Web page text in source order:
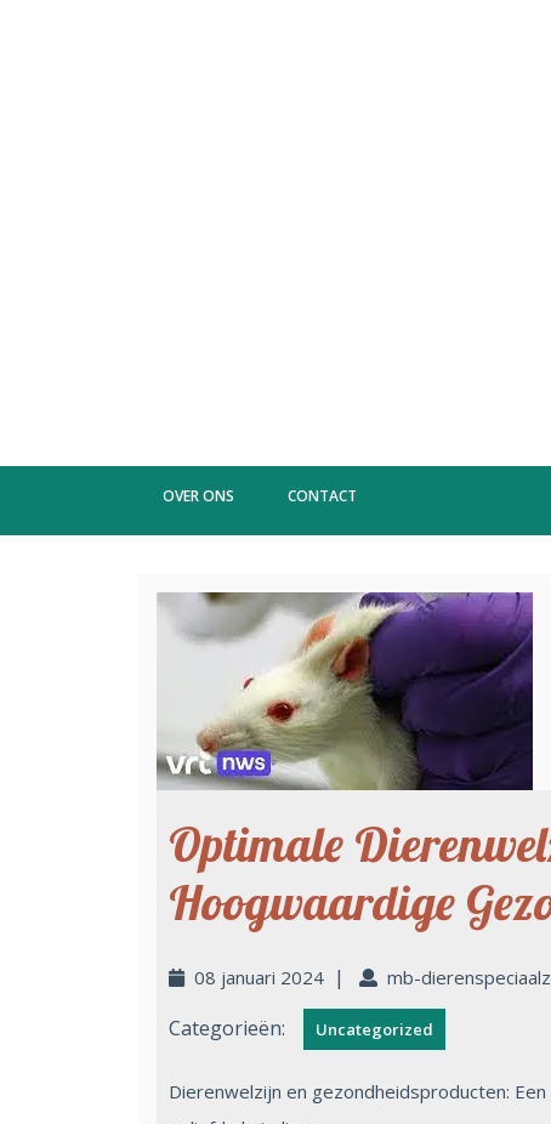
OVER ONS CONTACT
Optimale
Hoogwaardige
08 januari 2024 | mb-
Categorieën: Uncategorized
Dierenwelzijn en gezondheidsproducten: